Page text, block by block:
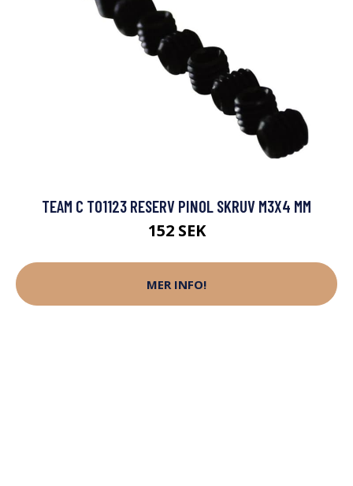
TEAM C T01123 RESERV PINOL SKRUV M3X4 MM
152 SEK
MER INFO!